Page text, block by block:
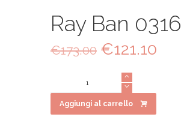
Ray Ban 0316
€173.00 Il
prezzo
originale
era:
€173.00.
€121.10
0316
quantità
Aggiungi al carrello